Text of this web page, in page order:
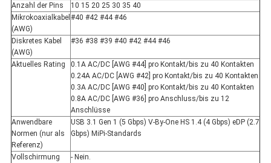
Anzahl der Pins
10 15 20 25 30 35 40
Mikrokoaxialkabel
(AWG)
#40 #42 #44 #46
Diskretes Kabel
(AWG)
#36 #38 #39 #40 #42 #44 #46
Aktuelles Rating
0.1A AC/DC [AWG #44] pro Kontakt/bis zu 40 Kontakten
0.24A AC/DC [AWG #42] pro Kontakt/bis zu 40 Kontakten
0.3A AC/DC [AWG #40] pro Kontakt/bis zu 40 Kontakten
0.8A AC/DC [AWG #36] pro Anschluss/bis zu 12
Anschlüsse
Anwendbare
Normen (nur als
Referenz)
USB 3.1 Gen 1 (5 Gbps) V-By-One HS 1.4 (4 Gbps) eDP (2.7
Gbps) MiPi-Standards
Vollschirmung
- Nein.